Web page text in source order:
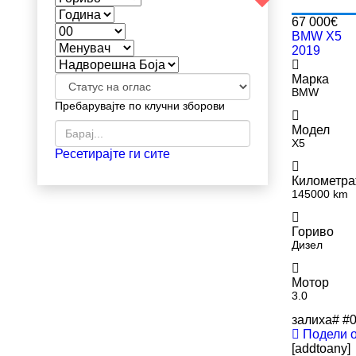
Пребарувајте по клучни зборови
Ресетирајте ги сите
67 000€
BMW X5
2019
Марка
BMW
Модел
X5
145000 km
Гориво
Дизел
Мотор
3.0
залиха#
Подели
[addtoany]